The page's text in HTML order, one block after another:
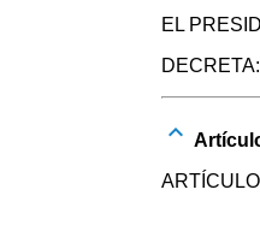
EL
DECRETA: